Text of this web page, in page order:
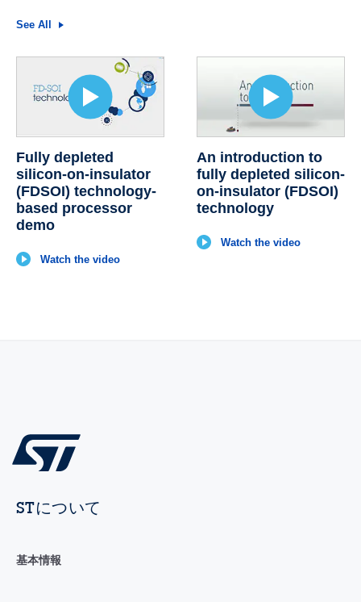
See All
Fully depleted
silicon-on-insulator
(FDSOI) technology-
based processor
demo
Watch the video
An introduction to
fully depleted silicon-
on-insulator (FDSOI)
technology
Watch the video
STについて
基本情報